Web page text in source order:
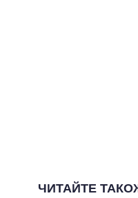
ЧИТАЙТЕ